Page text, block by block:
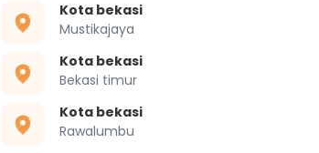
Kota bekasi
Mustikajaya
Kota bekasi
Bekasi timur
Kota bekasi
Rawalumbu